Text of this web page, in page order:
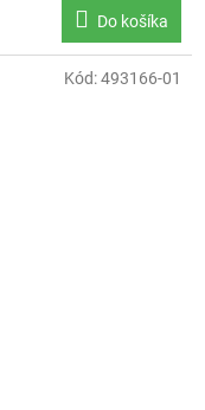
Do košíka
Kód:493166-01